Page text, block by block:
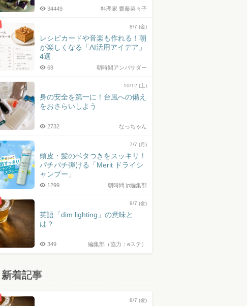
料理家 齋藤菜々子
34449
8/7 (金)
レシピカードや音楽も作れる！朝
が楽しくなる「AI活用アイデア」
4選
朝時間アンバサダー
69
10/12 (土)
身の安全を第一に！台風への備え
をおさらいしよう
なっちゃん
2732
7/7 (月)
頭皮・髪のベタつきをスッキリ！
パチパチ弾ける「Merit ドライシ
ャンプー」
朝時間.jp編集部
1299
8/7 (金)
英語「dim lighting」の意味と
は？
編集部（協力：eステ）
349
新着記事
8/7 (金)